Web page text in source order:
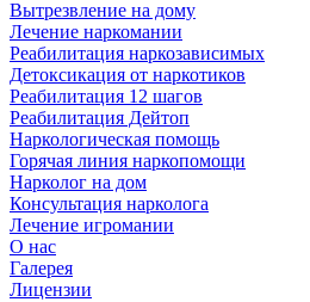
Вытрезвление на дому
Лечение наркомании
Реабилитация наркозависимых
Детоксикация от наркотиков
Реабилитация 12 шагов
Реабилитация Дейтоп
Наркологическая помощь
Горячая линия наркопомощи
Нарколог на дом
Консультация нарколога
Лечение игромании
О нас
Галерея
Лицензии